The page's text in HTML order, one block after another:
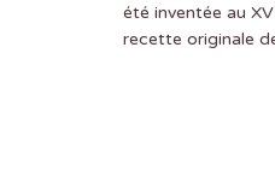
été inventée au
recette originale